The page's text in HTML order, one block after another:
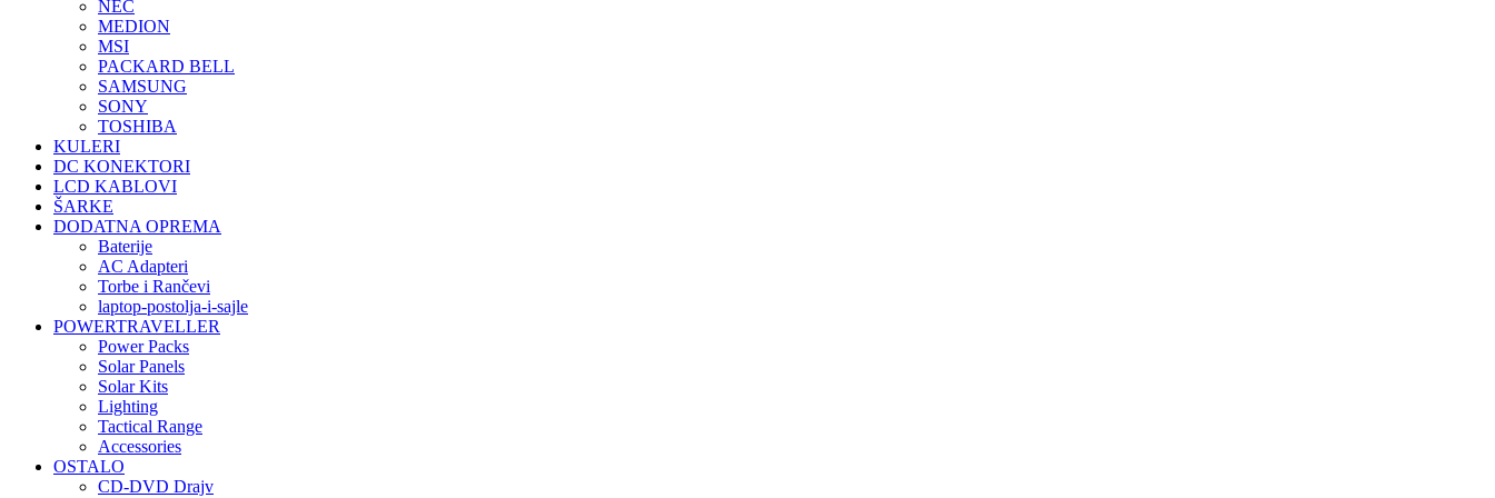
NEC
MEDION
MSI
PACKARD BELL
SAMSUNG
SONY
TOSHIBA
KULERI
DC KONEKTORI
LCD KABLOVI
ŠARKE
DODATNA OPREMA
Baterije
AC Adapteri
Torbe i Rančevi
laptop-postolja-i-sajle
POWERTRAVELLER
Power Packs
Solar Panels
Solar Kits
Lighting
Tactical Range
Accessories
OSTALO
CD-DVD Drajv